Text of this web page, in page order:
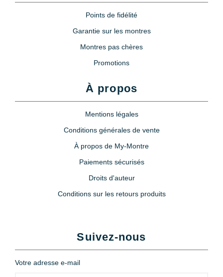
Points de fidélité
Garantie sur les montres
Montres pas chères
Promotions
À propos
Mentions légales
Conditions générales de vente
À propos de My-Montre
Paiements sécurisés
Droits d'auteur
Conditions sur les retours produits
Suivez-nous
Votre adresse e-mail